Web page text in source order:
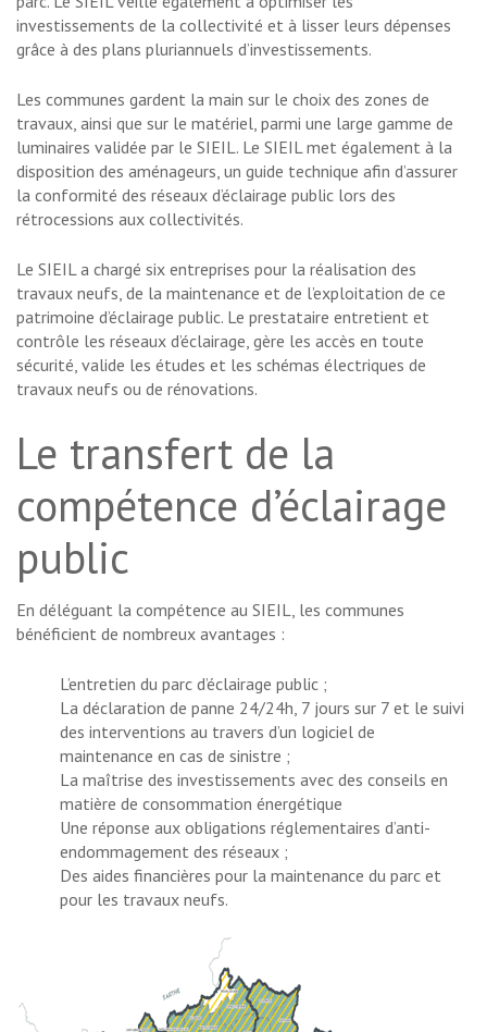
investissements de la collectivité et à lisser leurs dépenses
grâce à des plans pluriannuels d’investissements.
Les communes gardent la main sur le choix des zones de
travaux, ainsi que sur le matériel, parmi une large gamme de
luminaires validée par le SIEIL. Le SIEIL met également à la
disposition des aménageurs, un guide technique afin d’assurer
la conformité des réseaux d’éclairage public lors des
rétrocessions aux collectivités.
Le SIEIL a chargé six entreprises pour la réalisation des
travaux neufs, de la maintenance et de l’exploitation de ce
patrimoine d’éclairage public. Le prestataire entretient et
contrôle les réseaux d’éclairage, gère les accès en toute
sécurité, valide les études et les schémas électriques de
travaux neufs ou de rénovations.
Le transfert de la
compétence d’éclairage
public
En déléguant la compétence au SIEIL, les communes
bénéficient de nombreux avantages :
L’entretien du parc d’éclairage public ;
La déclaration de panne 24/24h, 7 jours sur 7 et le suivi
des interventions au travers d’un logiciel de
maintenance en cas de sinistre ;
La maîtrise des investissements avec des conseils en
matière de consommation énergétique
Une réponse aux obligations réglementaires d’anti-
endommagement des réseaux ;
Des aides financières pour la maintenance du parc et
pour les travaux neufs.